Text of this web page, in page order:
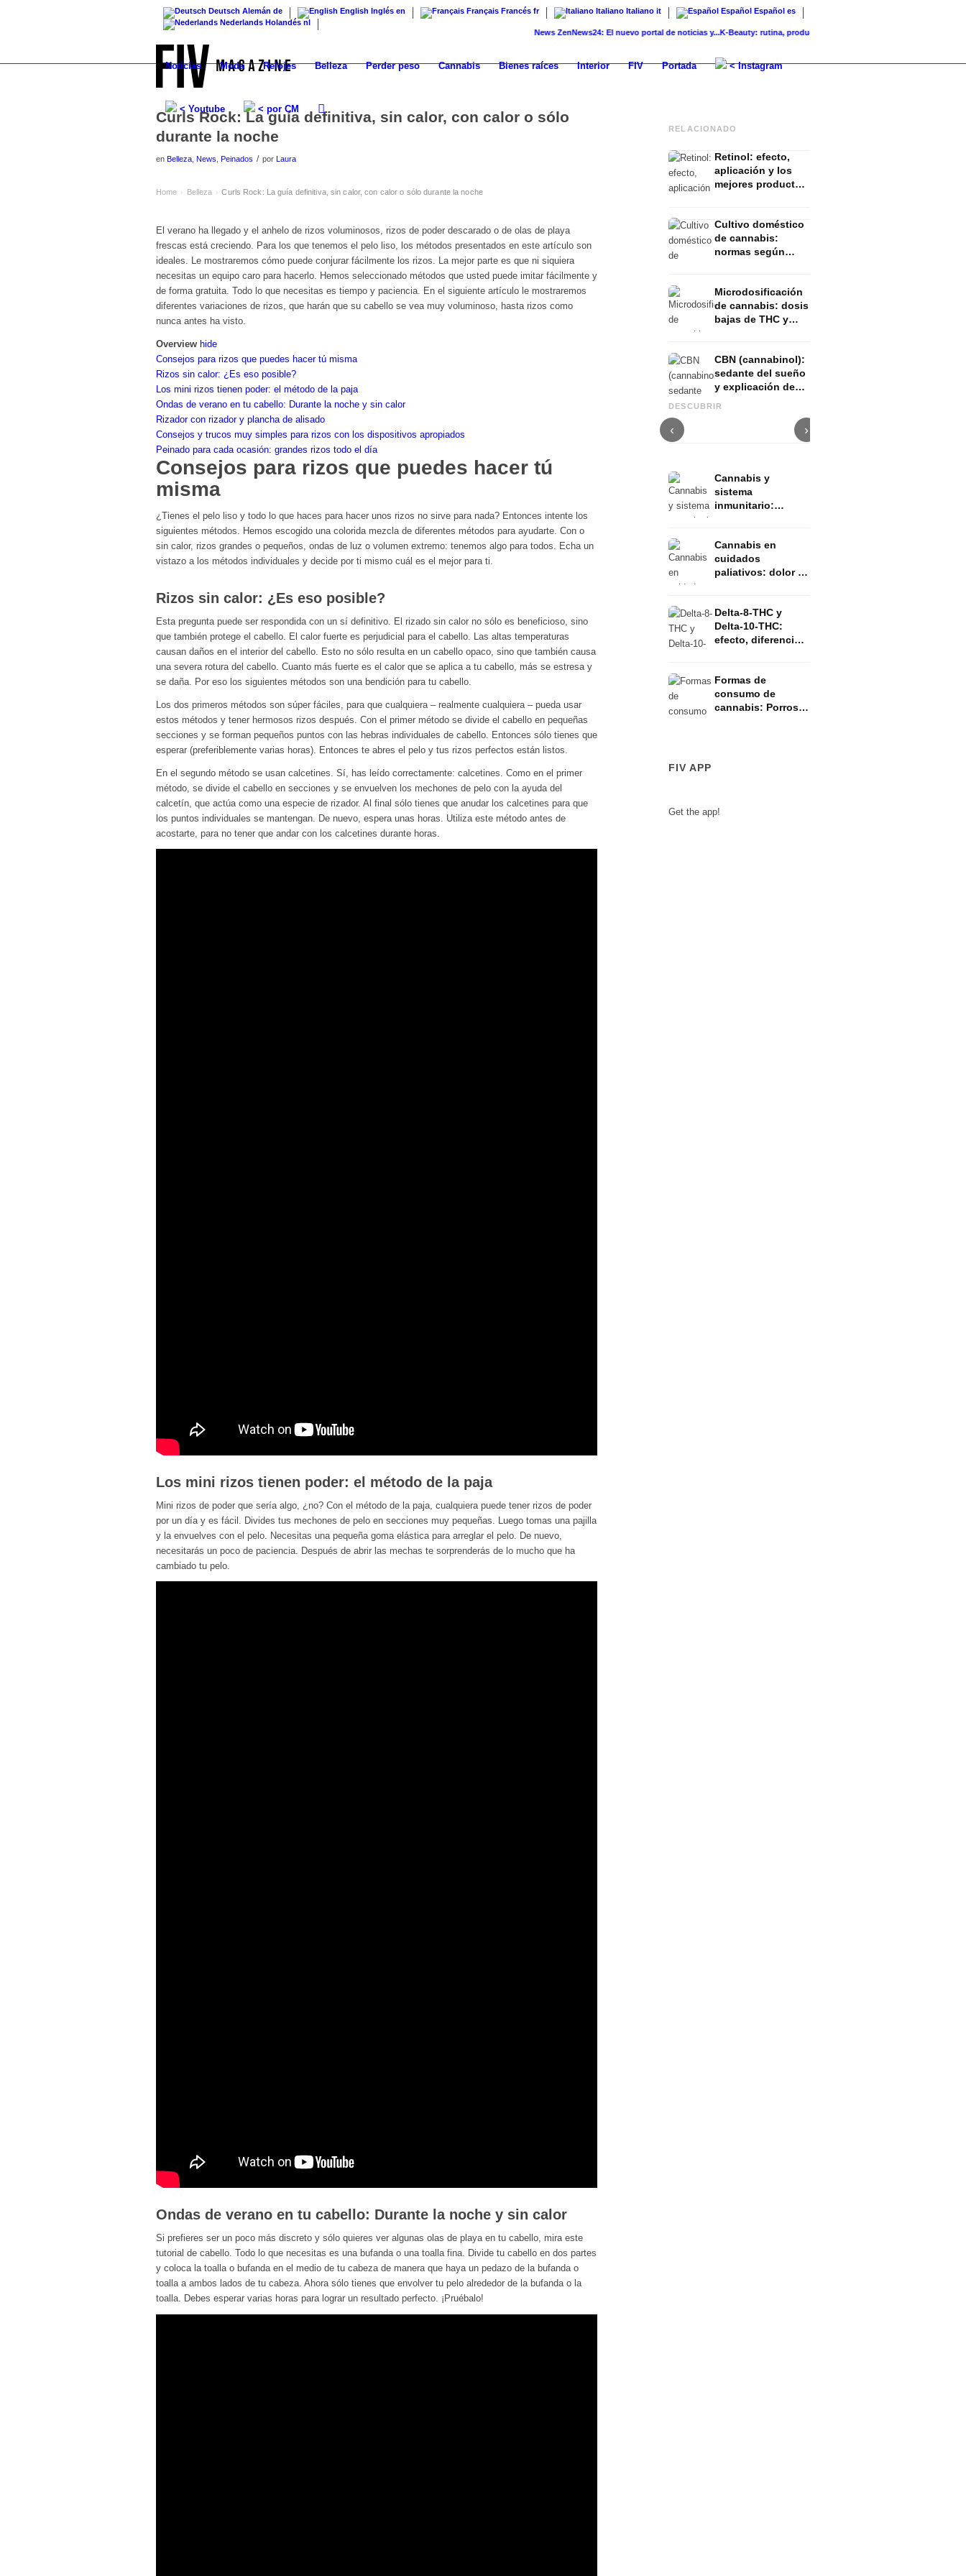
Deutsch Alemán de English Inglés en Français Francés fr Italiano Italiano it Español Español es
Nederlands Holandés nl
News ZenNews24: El nuevo portal de noticias y...K-Beauty: rutina, productos y marcas coreanas para...
Noticias Moda Relojes Belleza Perder peso Cannabis Bienes raíces Interior FIV Portada < Instagram
< Youtube < por CM
Curls Rock: La guía definitiva, sin calor, con calor o sólo
durante la noche
en Belleza News Peinados / por Laura
Home › Belleza › Curls Rock: La guía definitiva, sin calor, con calor o sólo durante la noche
El verano ha llegado y el anhelo de rizos voluminosos, rizos de poder descarado o de olas de playa
frescas está creciendo. Para los que tenemos el pelo liso, los métodos presentados en este artículo son
ideales. Le mostraremos cómo puede conjurar fácilmente los rizos. La mejor parte es que ni siquiera
necesitas un equipo caro para hacerlo. Hemos seleccionado métodos que usted puede imitar fácilmente y
de forma gratuita. Todo lo que necesitas es tiempo y paciencia. En el siguiente artículo le mostraremos
diferentes variaciones de rizos, que harán que su cabello se vea muy voluminoso, hasta rizos como
nunca antes ha visto.
Overview hide
Consejos para rizos que puedes hacer tú misma
Rizos sin calor: ¿Es eso posible?
Los mini rizos tienen poder: el método de la paja
Ondas de verano en tu cabello: Durante la noche y sin calor
Rizador con rizador y plancha de alisado
Consejos y trucos muy simples para rizos con los dispositivos apropiados
Peinado para cada ocasión: grandes rizos todo el día
Consejos para rizos que puedes hacer tú
misma
¿Tienes el pelo liso y todo lo que haces para hacer unos rizos no sirve para nada? Entonces intente los
siguientes métodos. Hemos escogido una colorida mezcla de diferentes métodos para ayudarte. Con o
sin calor, rizos grandes o pequeños, ondas de luz o volumen extremo: tenemos algo para todos. Echa un
vistazo a los métodos individuales y decide por ti mismo cuál es el mejor para ti.
Rizos sin calor: ¿Es eso posible?
Esta pregunta puede ser respondida con un sí definitivo. El rizado sin calor no sólo es beneficioso, sino
que también protege el cabello. El calor fuerte es perjudicial para el cabello. Las altas temperaturas
causan daños en el interior del cabello. Esto no sólo resulta en un cabello opaco, sino que también causa
una severa rotura del cabello. Cuanto más fuerte es el calor que se aplica a tu cabello, más se estresa y
se daña. Por eso los siguientes métodos son una bendición para tu cabello.
Los dos primeros métodos son súper fáciles, para que cualquiera – realmente cualquiera – pueda usar
estos métodos y tener hermosos rizos después. Con el primer método se divide el cabello en pequeñas
secciones y se forman pequeños puntos con las hebras individuales de cabello. Entonces sólo tienes que
esperar (preferiblemente varias horas). Entonces te abres el pelo y tus rizos perfectos están listos.
En el segundo método se usan calcetines. Sí, has leído correctamente: calcetines. Como en el primer
método, se divide el cabello en secciones y se envuelven los mechones de pelo con la ayuda del
calcetín, que actúa como una especie de rizador. Al final sólo tienes que anudar los calcetines para que
los puntos individuales se mantengan. De nuevo, espera unas horas. Utiliza este método antes de
acostarte, para no tener que andar con los calcetines durante horas.
Los mini rizos tienen poder: el método de la paja
Mini rizos de poder que sería algo, ¿no? Con el método de la paja, cualquiera puede tener rizos de poder
por un día y es fácil. Divides tus mechones de pelo en secciones muy pequeñas. Luego tomas una pajilla
y la envuelves con el pelo. Necesitas una pequeña goma elástica para arreglar el pelo. De nuevo,
necesitarás un poco de paciencia. Después de abrir las mechas te sorprenderás de lo mucho que ha
cambiado tu pelo.
Ondas de verano en tu cabello: Durante la noche y sin calor
Si prefieres ser un poco más discreto y sólo quieres ver algunas olas de playa en tu cabello, mira este
tutorial de cabello. Todo lo que necesitas es una bufanda o una toalla fina. Divide tu cabello en dos partes
y coloca la toalla o bufanda en el medio de tu cabeza de manera que haya un pedazo de la bufanda o
toalla a ambos lados de tu cabeza. Ahora sólo tienes que envolver tu pelo alrededor de la bufanda o la
toalla. Debes esperar varias horas para lograr un resultado perfecto. ¡Pruébalo!
RELACIONADO
Retinol: efecto,
aplicación y los
mejores productos
Cultivo doméstico
de cannabis:
normas según
Microdosificación
de cannabis: dosis
bajas de THC y
CBN (cannabinol):
sedante del sueño
y explicación de
DESCUBRIR
‹
Cannabis para el TDAH: THC,
CBD y concentración -
›
Cannabis y
sistema
inmunitario:
Cannabis en
cuidados
paliativos: dolor y
Delta-8-THC y
Delta-10-THC:
efecto, diferencia y
Formas de
consumo de
cannabis: Porros,
FIV APP
Get the app!